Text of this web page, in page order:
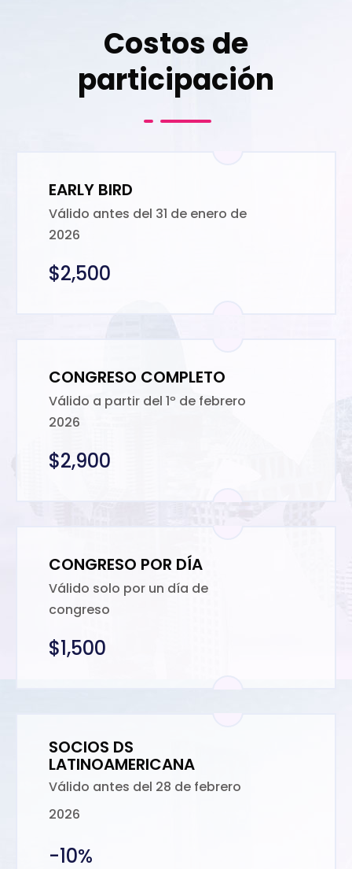
Costos de
participación
EARLY BIRD
Válido antes del 31 de enero de
2026
$2,500
CONGRESO COMPLETO
Válido a partir del 1º de febrero
2026
$2,900
CONGRESO POR DÍA
Válido solo por un día de
congreso
$1,500
SOCIOS DS
LATINOAMERICANA
Válido antes del 28 de febrero
2026
-10%